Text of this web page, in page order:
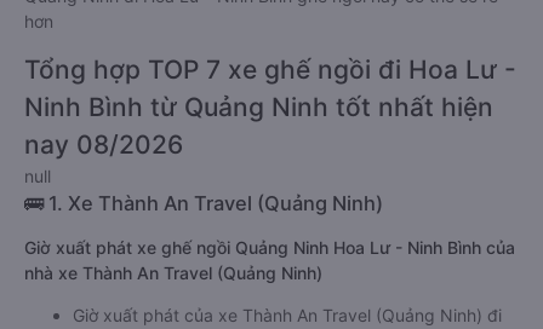
hơn
Tổng hợp TOP 7 xe ghế ngồi đi Hoa Lư -
Ninh Bình từ Quảng Ninh tốt nhất hiện
nay 08/2026
null
🚌 1. Xe Thành An Travel (Quảng Ninh)
Giờ xuất phát xe ghế ngồi Quảng Ninh Hoa Lư - Ninh Bình của
nhà xe Thành An Travel (Quảng Ninh)
Giờ xuất phát của xe Thành An Travel (Quảng Ninh) đi